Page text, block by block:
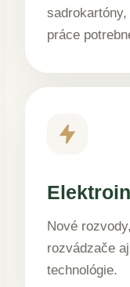
práce
Nové
rozvádzače
technológie.